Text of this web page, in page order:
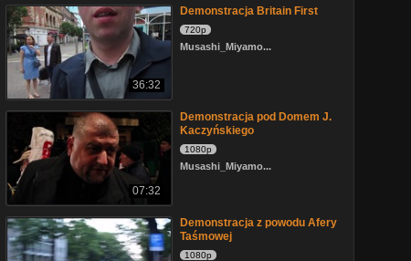
36:32
Demonstracja Britain First
720p
Musashi_Miyamo...
07:32
Demonstracja pod Domem J.
Kaczyńskiego
1080p
Musashi_Miyamo...
Demonstracja z powodu Afery
Taśmowej
1080p